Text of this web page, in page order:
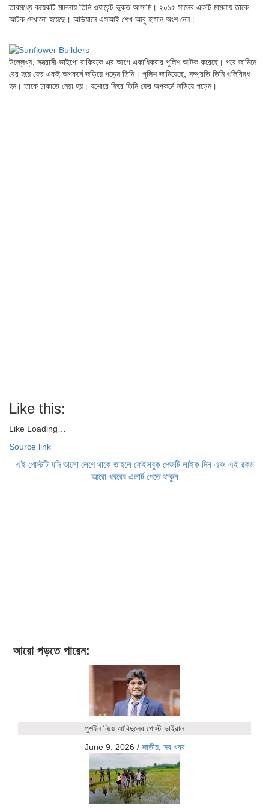
তারমধ্যে কয়েকটি মামলায় তিনি ওয়ারেন্ট ভুক্ত আসামি। ২০১৫ সালের একটি মামলায় তাকে
আটক দেখানো হয়েছে। অভিযানে এসআই শেখ আবু হাসান অংশ নেন।
উল্লেখ্য, সন্ত্রাসী ভাইপো রাকিবকে এর আগে একাধিকবার পুলিশ আটক করেছে। পরে জামিনে
বের হয়ে ফের একই অপকর্মে জড়িয়ে পড়েন তিনি। পুলিশ জানিয়েছে, সম্প্রতি তিনি গুলিবিদ্ধ
হন। তাকে ঢাকাতে নেয়া হয়। যশোরে ফিরে তিনি ফের অপকর্মে জড়িয়ে পড়েন।
Like this:
Like Loading…
Source link
এই পোস্টটি যদি ভালো লেগে থাকে তাহলে ফেইসবুক পেজটি লাইক দিন এবং এই রকম
আরো খবরের এলার্ট পেতে থাকুন
আরো পড়তে পারেন:
পুশইন নিয়ে আবিদুলের পোস্ট ভাইরাল
June 9, 2026 / জাতীয়, সব খবর